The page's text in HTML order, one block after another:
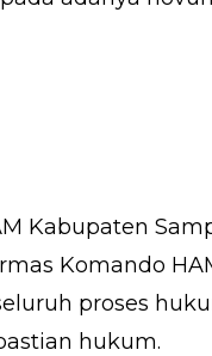
Kabupaten
Komando
proses
hukum.